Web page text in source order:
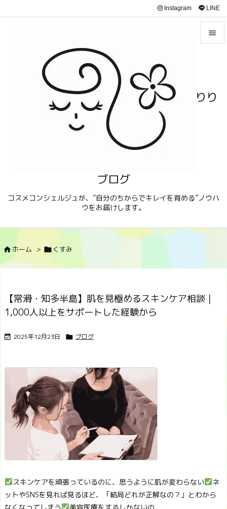
りり
ブログ
コスメコンシェルジュが、”自分のちからでキレイを育める”ノウハ
ウをお届けします。

サイド
Instagram LINE
ホーム >  くすみ
【常滑・知多半島】肌を見極めるスキンケア相談｜
1,000人以上をサポートした経験から
 2025年12月23日  ブログ
スキンケアを頑張っているのに、思うように肌が変わらない
ネ
ットやSNSを見れば見るほど、「結局どれが正解なの？」とわから